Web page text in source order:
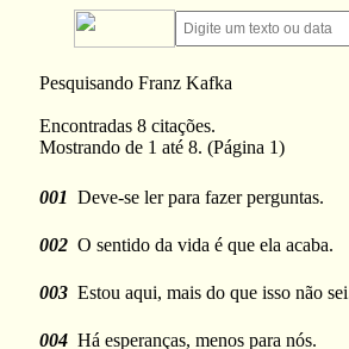
Pesquisando Franz Kafka
Encontradas 8 citações.
Mostrando de 1 até 8. (Página 1)
001 Deve-se ler para fazer perguntas.
002 O sentido da vida é que ela acaba.
003 Estou aqui, mais do que isso não
004 Há esperanças, menos para nós.